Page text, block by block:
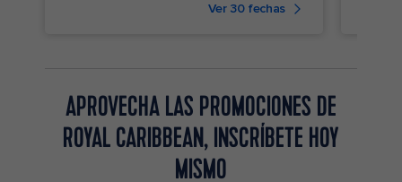
Ver 30 fechas
APROVECHA LAS PROMOCIONES DE
ROYAL CARIBBEAN, INSCRÍBETE HOY
MISMO